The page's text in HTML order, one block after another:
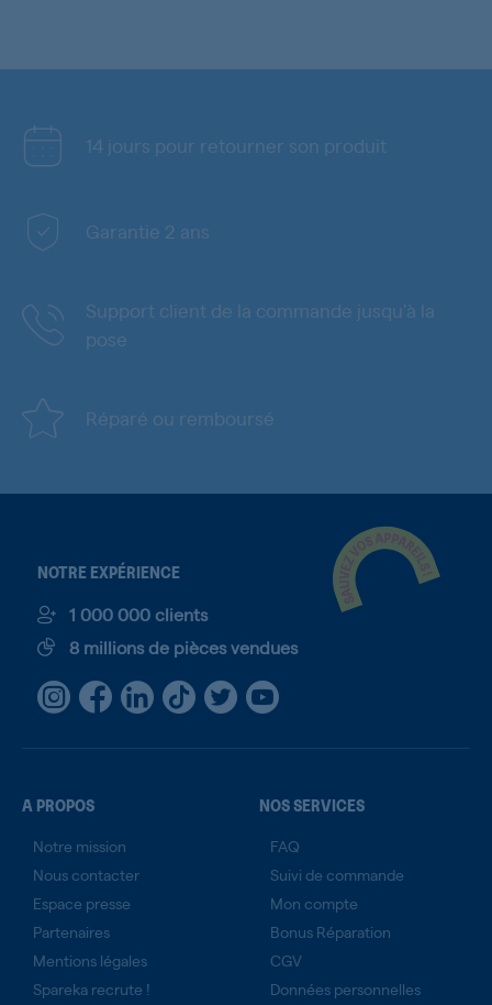
14 jours pour retourner son produit
Garantie 2 ans
Support client de la commande jusqu'à la
pose
Réparé ou remboursé
NOTRE EXPÉRIENCE
1 000 000 clients
8 millions de pièces vendues
A PROPOS
Notre mission
Nous contacter
Espace presse
Partenaires
Mentions légales
Spareka recrute !
NOS SERVICES
FAQ
Suivi de commande
Mon compte
Bonus Réparation
CGV
Données personnelles